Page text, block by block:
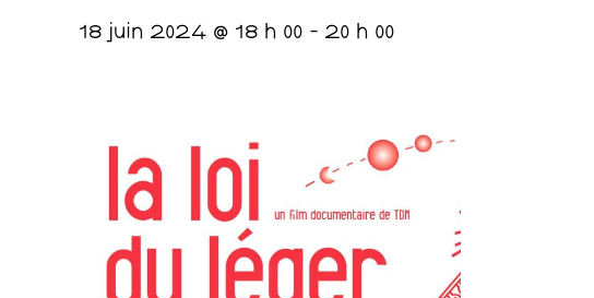
18 juin 2024 @ 18 h 00 - 20 h 00